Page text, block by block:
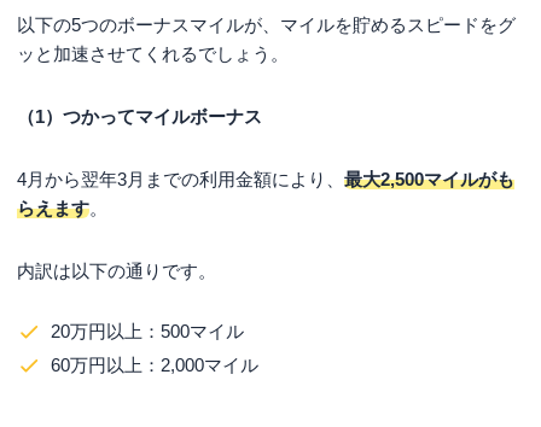
以下の5つのボーナスマイルが、マイルを貯めるスピードをグ
ッと加速させてくれるでしょう。
（1）つかってマイルボーナス
4月から翌年3月までの利用金額により、 最大2,500マイルがも
らえます。
内訳は以下の通りです。
20万円以上：500マイル
60万円以上：2,000マイル